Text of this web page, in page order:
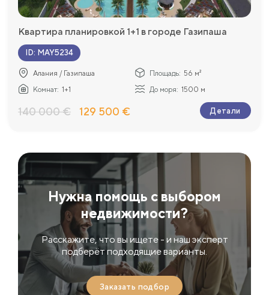
Квартира планировкой 1+1 в городе Газипаша
ID: MAY5234
Алания / Газипаша Площадь: 56 м²
Комнат: 1+1 До моря: 1500 м
140 000 € 129 500 € Детали
Нужна помощь с выбором
недвижимости?
Расскажите, что вы ищете - и наш эксперт
подберёт подходящие варианты.
Заказать подбор